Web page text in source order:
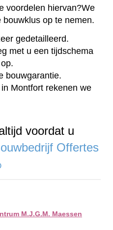
voordelen hiervan?We
op te nemen.
gedetailleerd.
met u een tijdschema
bouwgarantie.
Montfort rekenen we
voordat u
Offertes
M.J.G.M. Maessen